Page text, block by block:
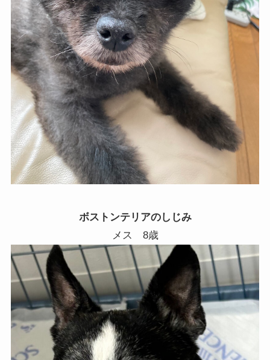
ボストンテリアのしじみ
メス 8歳